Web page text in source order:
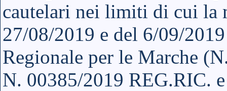
cautelari nei limiti di cui la
27/08/2019 e del 6/09/
Regionale per le Marche
N. 00385/2019 REG.RIC.